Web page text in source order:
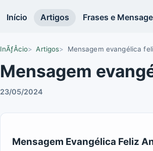
Início Artigos Frases e
InÃƒÂ­cio Artigos Mensagem evangélica
Mensagem
23/05/2024
Mensagem Evangélica Feliz